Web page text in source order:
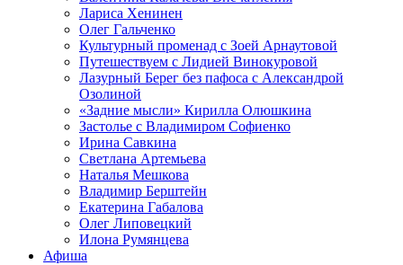
Лариса Хенинен
Олег Гальченко
Культурный променад с Зоей Арнаутовой
Путешествуем с Лидией Винокуровой
Лазурный Берег без пафоса с Александрой
Озолиной
«Задние мысли» Кирилла Олюшкина
Застолье с Владимиром Софиенко
Ирина Савкина
Светлана Артемьева
Наталья Мешкова
Владимир Берштейн
Екатерина Габалова
Олег Липовецкий
Илона Румянцева
Афиша